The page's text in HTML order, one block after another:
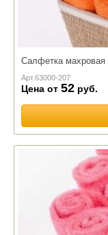
Салфетка махровая
Арт.63000-207
Цена от 52 руб.